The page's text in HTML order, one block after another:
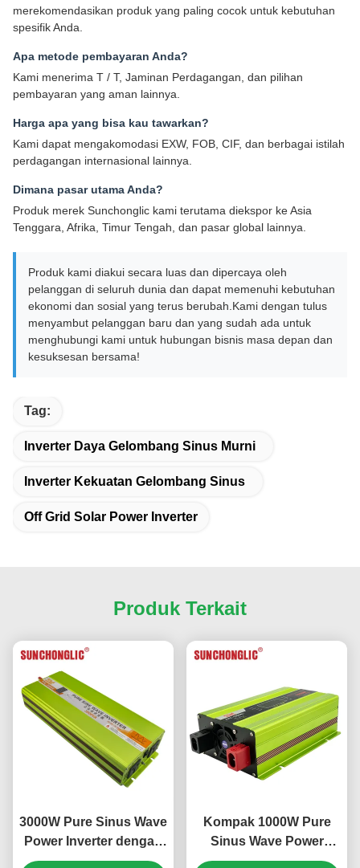
merekomendasikan produk yang paling cocok untuk kebutuhan
spesifik Anda.
Apa metode pembayaran Anda?
Kami menerima T / T, Jaminan Perdagangan, dan pilihan
pembayaran yang aman lainnya.
Harga apa yang bisa kau tawarkan?
Kami dapat mengakomodasi EXW, FOB, CIF, dan berbagai istilah
perdagangan internasional lainnya.
Dimana pasar utama Anda?
Produk merek Sunchonglic kami terutama diekspor ke Asia
Tenggara, Afrika, Timur Tengah, dan pasar global lainnya.
Produk kami diakui secara luas dan dipercaya oleh
pelanggan di seluruh dunia dan dapat memenuhi kebutuhan
ekonomi dan sosial yang terus berubah.Kami dengan tulus
menyambut pelanggan baru dan yang sudah ada untuk
menghubungi kami untuk hubungan bisnis masa depan dan
kesuksesan bersama!
Tag:
Inverter Daya Gelombang Sinus Murni
Inverter Kekuatan Gelombang Sinus
Off Grid Solar Power Inverter
Produk Terkait
3000W Pure Sinus Wave
Power Inverter dengan
5V 1000mA USB Output
Kompak 1000W Pure
Sinus Wave Power
Inverter dengan